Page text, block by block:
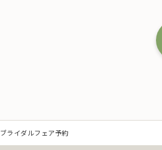
な範囲 内において利用いたします
なお、当社の事業内容は、以下の
（1）冠婚葬祭業及び冠婚葬祭の
ブライダルフェア予約